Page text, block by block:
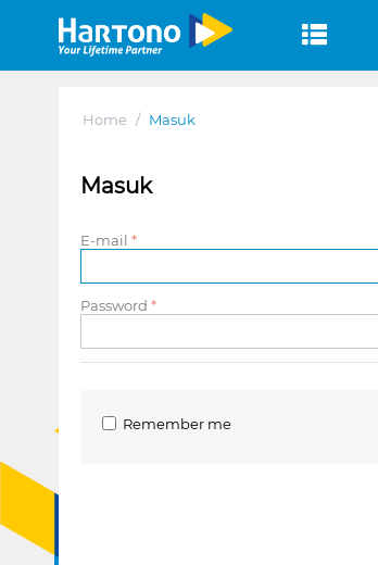
Home / Masuk
Masuk
E-mail
Password
Remember me